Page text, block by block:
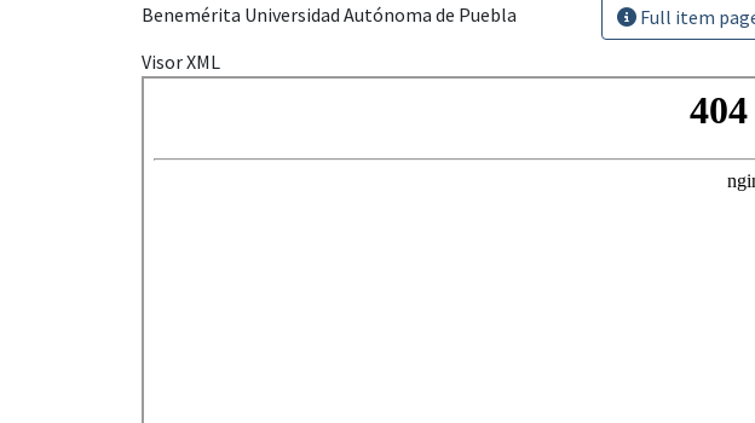
Benemérita Universidad Autónoma de Puebla
Full item
Visor XML